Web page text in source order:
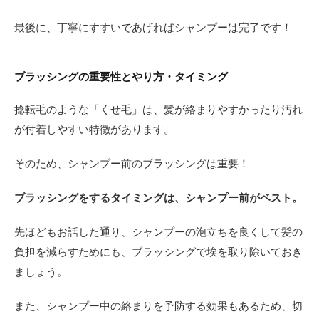
最後に、丁寧にすすいであげればシャンプーは完了です！
ブラッシングの重要性とやり方・タイミング
捻転毛のような「くせ毛」は、髪が絡まりやすかったり汚れ
が付着しやすい特徴があります。
そのため、シャンプー前のブラッシングは重要！
ブラッシングをするタイミングは、シャンプー前がベスト。
先ほどもお話した通り、シャンプーの泡立ちを良くして髪の
負担を減らすためにも、ブラッシングで埃を取り除いておき
ましょう。
また、シャンプー中の絡まりを予防する効果もあるため、切